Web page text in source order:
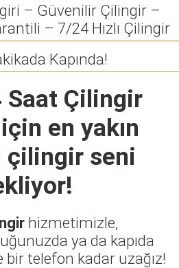
– Güvenilir Çilingir –
– 7/24 Hızlı Çilingir
Kapında!
Saat Çilingir
en yakın
çilingir seni
hizmetimizle,
ya da kapıda
bir telefon kadar uzağız!